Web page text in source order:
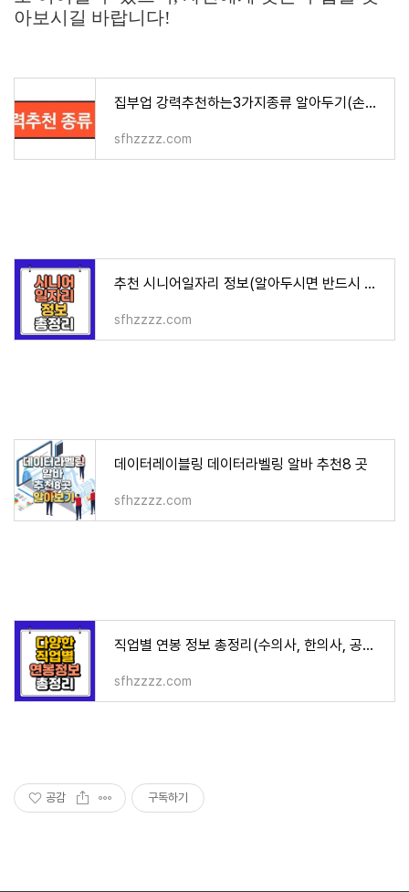
아보시길 바랍니다!
집부업 강력추천하는3가지종류 알아두기(손부업, 색칠부업,데이터라벨링)
sfhzzzz.com
추천 시니어일자리 정보(알아두시면 반드시 도움이 됩니다)
sfhzzzz.com
데이터레이블링 데이터라벨링 알바 추천8 곳
sfhzzzz.com
직업별 연봉 정보 총정리(수의사, 한의사, 공무원, 변리사, 한국마사회, 한국투자공사등)
sfhzzzz.com
공감 구독하기